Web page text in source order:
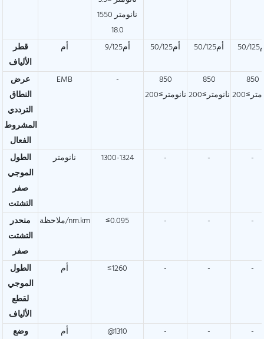
1550 نانومتر
18.0
قطر
الألياف
أم أم9/125 أم50/125 أم50/125
عرض
النطاق
الترددي
المشروط
الفعال
EMB -
850
نانومتر≥200
850
نانومتر≥200
850
الطول
الموجي
صفر
التشتت
نانومتر 1300-1324 - - -
منحدر
التشتت
صفر
ملاحظة/nm.km ≤0.095 - - -
الطول
الموجي
لقطع
الألياف
أم ≤1260 - - -
وضع
أم
@1310
- - -